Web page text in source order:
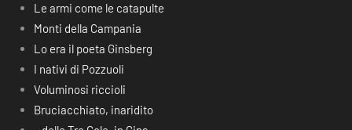
Le armi come le catapulte
Monti della Campania
Lo era il poeta Ginsberg
I nativi di Pozzuoli
Voluminosi riccioli
Bruciacchiato, inaridito